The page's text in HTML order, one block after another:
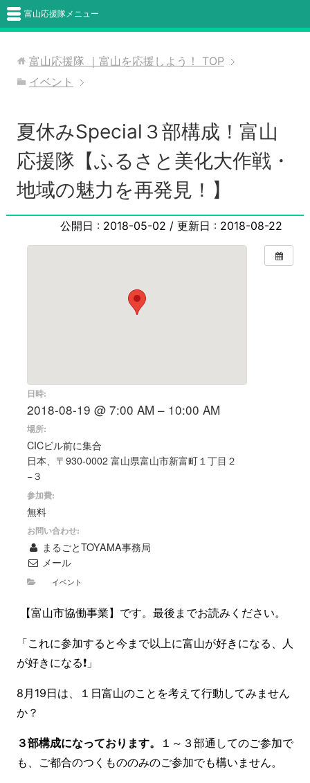
富山応援隊メニュー
富山応援隊 ｜富山を応援しよう！
TOP
イベント
夏休みSpecial３部構成！富山
応援隊【ふるさと美化大作戦・
地域の魅力を再発見！】
公開日 : 2018-05-02 / 更新日 : 2018-08-22
日時:
2018-08-19 @ 7:00 AM – 10:00 AM
場所:
CICビル前に集合
日本、〒930-0002 富山県富山市新富町１丁目２
−３
参加費:
無料
お問い合わせ:
まるごとTOYAMA事務局
メール
イベント
【富山市協働事業】です。最後までお読みください。
「これに参加すると今まで以上に富山が好きになる、人
が好きになる❗」
8月19日は、１日富山のことを考えて行動してみません
か？
３部構成になっております。
１～３部通してのご参加で
も、ご都合のつくもののみのご参加でも構いません。